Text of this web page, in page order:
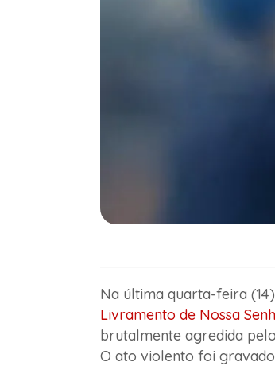
Na última quarta-feira
Livramento de Nossa
brutalmente agredida
O ato violento foi